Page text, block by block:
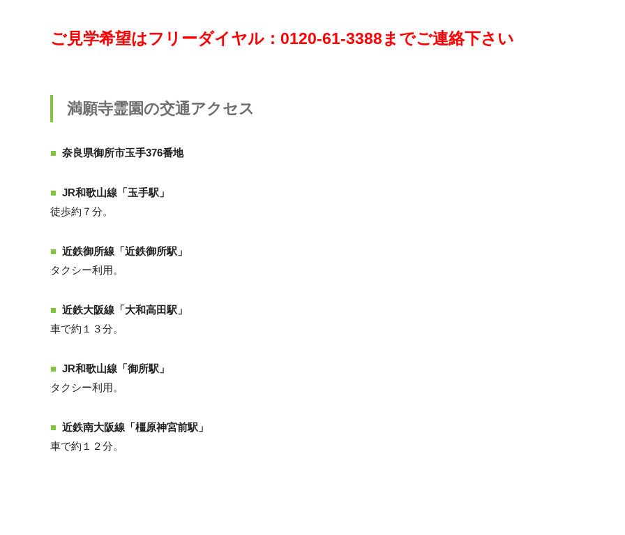
ご見学希望はフリーダイヤル：0120-61-3388までご連絡下さい
満願寺霊園の交通アクセス
奈良県御所市玉手376番地
JR和歌山線「玉手駅」
徒歩約７分。
近鉄御所線「近鉄御所駅」
タクシー利用。
近鉄大阪線「大和高田駅」
車で約１３分。
JR和歌山線「御所駅」
タクシー利用。
近鉄南大阪線「橿原神宮前駅」
車で約１２分。